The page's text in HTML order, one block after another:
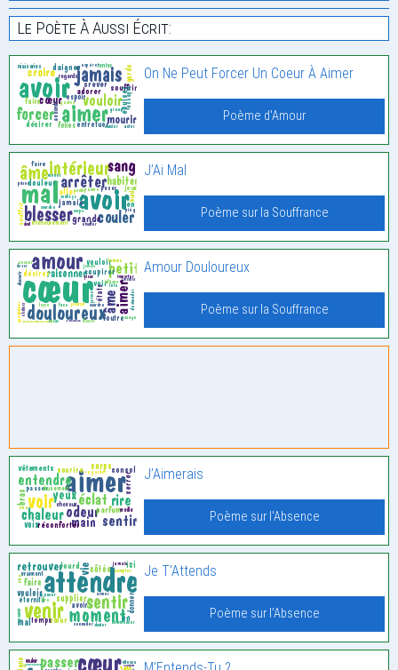
Le Poète À Aussi Écrit:
On Ne Peut Forcer Un Coeur À Aimer
Poème d'Amour
J’Ai Mal
Poème sur la Souffrance
Amour Douloureux
Poème sur la Souffrance
J’Aimerais
Poème sur l'Absence
Je T’Attends
Poème sur l'Absence